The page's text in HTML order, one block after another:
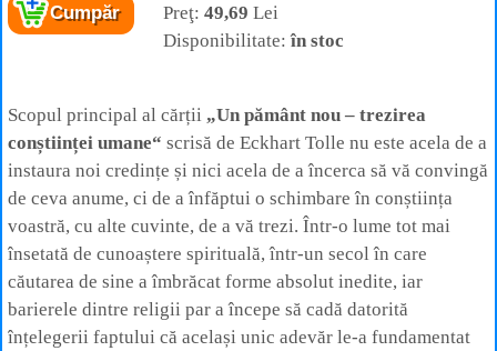
Cartea: Un pământ nou– Trezirea conștiinței
umane
Eckhart Tolle
Cumpăr
Preţ: 49,69 Lei
Disponibilitate:în stoc
Scopul principal al cărții „Un pământ nou – trezirea
conștiinței umane“ scrisă de Eckhart Tolle nu este acela de a
instaura noi credințe și nici acela de a încerca să vă convingă
de ceva anume, ci de a înfăptui o schimbare în conștiința
voastră, cu alte cuvinte, de a vă trezi. Într-o lume tot mai
însetată de cunoaștere spirituală, într-un secol în care
căutarea de sine a îmbrăcat forme absolut inedite, iar
barierele dintre religii par a începe să cadă datorită
înțelegerii faptului că același unic adevăr le-a fundamentat